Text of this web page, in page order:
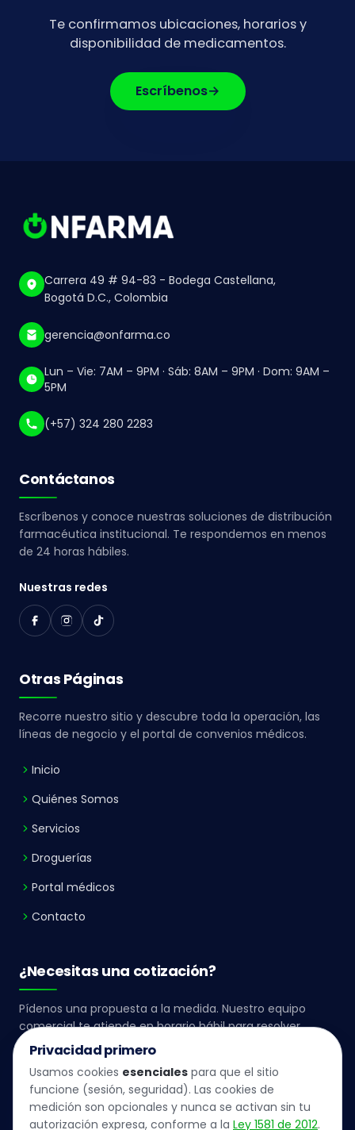
Te confirmamos ubicaciones, horarios y
disponibilidad de medicamentos.
Escríbenos→
Carrera 49 # 94-83 - Bodega Castellana,
Bogotá D.C., Colombia
gerencia@onfarma.co
Lun – Vie: 7AM – 9PM · Sáb: 8AM – 9PM · Dom: 9AM –
5PM
(+57) 324 280 2283
Contáctanos
Escríbenos y conoce nuestras soluciones de distribución
farmacéutica institucional. Te respondemos en menos
de 24 horas hábiles.
Nuestras redes
Otras Páginas
Recorre nuestro sitio y descubre toda la operación, las
líneas de negocio y el portal de convenios médicos.
Inicio
Quiénes Somos
Servicios
Droguerías
Portal médicos
Contacto
¿Necesitas una cotización?
Pídenos una propuesta a la medida. Nuestro equipo
comercial te atiende en horario hábil para resolver
cualquier inquietud institucional.
LLÁMANOS
(+57) 324 280 2283
Privacidad primero
Usamos cookies esenciales para que el sitio
funcione (sesión, seguridad). Las cookies de
medición son opcionales y nunca se activan sin tu
autorización expresa, conforme a la Ley 1581 de 2012.